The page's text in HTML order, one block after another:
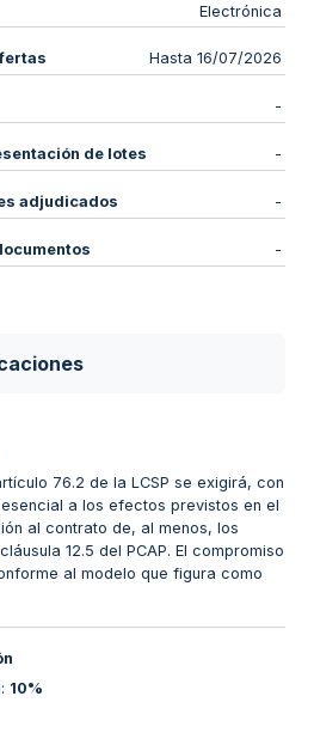
Electrónica
Hasta 16/07/2026
-
de lotes -
adjudicados -
-
76.2 de la LCSP se exigirá, con
a los efectos previstos en el
al contrato de, al menos, los
12.5 del PCAP. El compromiso
al modelo que figura como
: 10%